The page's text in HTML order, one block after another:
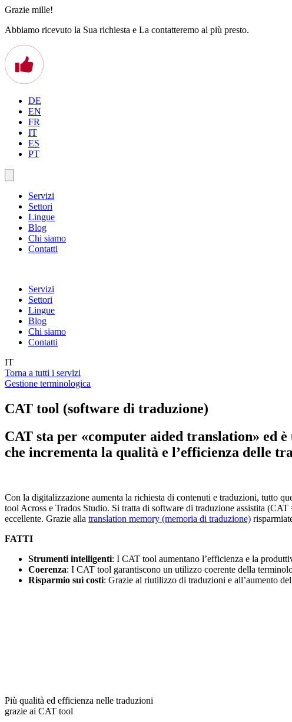
Grazie mille!
Abbiamo ricevuto la Sua richiesta e La contatteremo al più presto.
DE
EN
FR
IT
ES
PT
Servizi
Settori
Lingue
Blog
Chi siamo
Contatti
Servizi
Settori
Lingue
Blog
Chi siamo
Contatti
IT
Torna a tutti i servizi
Gestione terminologica
CAT tool (software di traduzione)
CAT sta per «computer aided translation» ed
che incrementa la qualità e l’efficienza delle
Con la digitalizzazione aumenta la richiesta di contenuti e traduzioni, tutto
tool Across e Trados Studio. Si tratta di software di traduzione assistita
eccellente. Grazie alla translation memory (memoria di traduzione)
FATTI
Strumenti intelligenti: I CAT tool aumentano l’efficienza e la
Coerenza: I CAT tool garantiscono un utilizzo coerente della
Risparmio sui costi: Grazie al riutilizzo di traduzioni e all’aumento
Più qualità ed efficienza nelle traduzioni
grazie ai CAT tool